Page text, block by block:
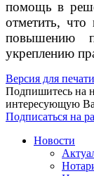
помощь в
отметить, что
повышению
укреплению
Версия для печати
Подпишитесь на
интересующую
Подписаться на
Новости